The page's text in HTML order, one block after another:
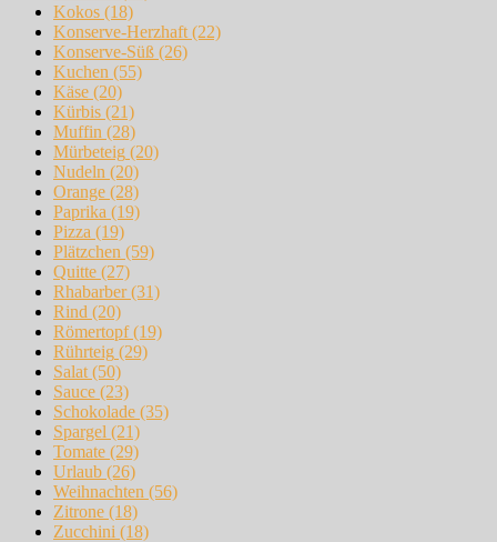
Kokos (18)
Konserve-Herzhaft (22)
Konserve-Süß (26)
Kuchen (55)
Käse (20)
Kürbis (21)
Muffin (28)
Mürbeteig (20)
Nudeln (20)
Orange (28)
Paprika (19)
Pizza (19)
Plätzchen (59)
Quitte (27)
Rhabarber(31)
Rind (20)
Römertopf(19)
Rührteig (29)
Salat (50)
Sauce (23)
Schokolade (35)
Spargel (21)
Tomate (29)
Urlaub (26)
Weihnachten (56)
Zitrone (18)
Zucchini (18)